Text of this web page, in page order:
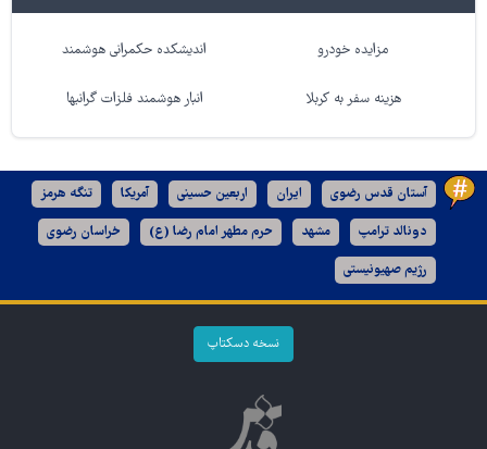
مزایده خودرو اندیشکده حکمرانی هوشمند
هزینه سفر به کربلا انبار هوشمند فلزات گرانبها
آستان قدس رضوی ایران اربعین حسینی آمریکا تنگه هرمز
دونالد ترامپ مشهد حرم مطهر امام رضا (ع) خراسان رضوی
رژیم صهیونیستی
نسخه دسکتاپ